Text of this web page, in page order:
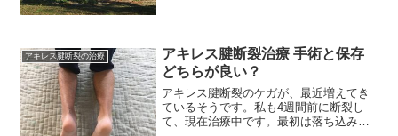
アキレス腱断裂の治療
アキレス腱断裂治療 手術と保存
どちらが良い？
アキレス腱断裂のケガが、最近増えてき
ているそうです。私も4週間前に断裂し
て、現在治療中です。最初は落ち込みま